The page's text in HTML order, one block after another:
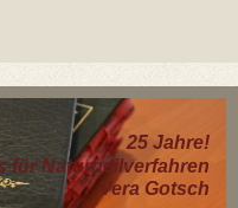
25 Jahre!
für Naturheilverfahren
Vera Gotsch